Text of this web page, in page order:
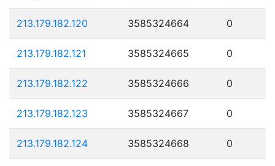
213.179.182.120 3585324664 0
213.179.182.121 3585324665 0
213.179.182.122 3585324666 0
213.179.182.123 3585324667 0
213.179.182.124 3585324668 0